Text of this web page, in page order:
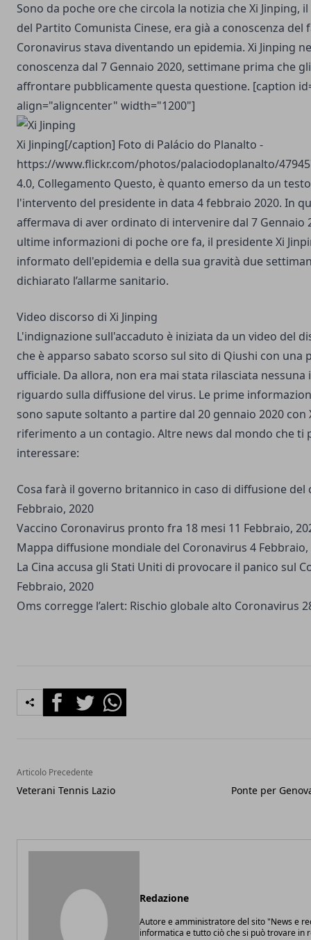
Sono da poche ore che circola la notizia che Xi Jinping,
del Partito Comunista Cinese, era già a conoscenza del
Coronavirus stava diventando un epidemia. Xi Jinping
conoscenza dal 7 Gennaio 2020, settimane prima che
affrontare pubblicamente questa questione. [caption
align="aligncenter" width="1200"]
Xi Jinping[/caption] Foto di Palácio do Planalto -
https://www.flickr.com/photos/palaciodoplanalto/
4.0, Collegamento Questo, è quanto emerso da un
l'intervento del presidente in data 4 febbraio 2020. In
affermava di aver ordinato di intervenire dal 7 Gennaio
ultime informazioni di poche ore fa, il presidente Xi
informato dell'epidemia e della sua gravità due
dichiarato l’allarme sanitario.
Video discorso di Xi Jinping
L'indignazione sull'accaduto è iniziata da un video del
che è apparso sabato scorso sul sito di Qiushi con una
ufficiale. Da allora, non era mai stata rilasciata
riguardo sulla diffusione del virus. Le prime
sono sapute soltanto a partire dal 20 gennaio 2020 con
riferimento a un contagio. Altre news dal mondo che ti
interessare:
Cosa farà il governo britannico in caso di diffusione del
Febbraio, 2020
Vaccino Coronavirus pronto fra 18 mesi 11 Febbraio,
Mappa diffusione mondiale del Coronavirus 4 Febbraio,
La Cina accusa gli Stati Uniti di provocare il panico sul
Febbraio, 2020
Oms corregge l’alert: Rischio globale alto Coronavirus
FacebookTwitterWhatsapp
Articolo Precedente
Veterani Tennis Lazio Ponte per
Redazione
Autore e amministratore del sito "News e
informatica e tutto ciò che si può trovare in